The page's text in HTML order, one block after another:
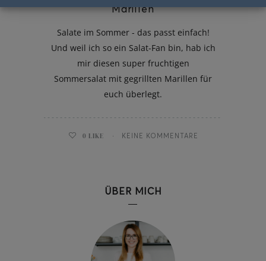
Marillen
Salate im Sommer - das passt einfach!
Und weil ich so ein Salat-Fan bin, hab ich
mir diesen super fruchtigen
Sommersalat mit gegrillten Marillen für
euch überlegt.
0 LIKE KEINE KOMMENTARE
ÜBER MICH